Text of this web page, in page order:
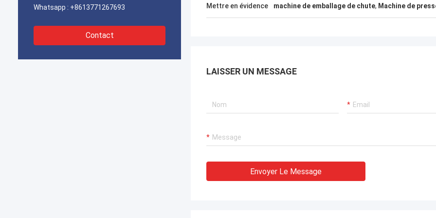
Whatsapp : +8613771267693
Contact
Mettre en évidence machine de emballage de chute, Machine de
LAISSER UN MESSAGE
Envoyer Le Message